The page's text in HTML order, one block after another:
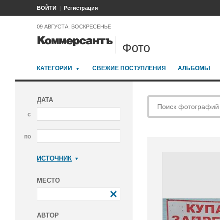
ВОЙТИ Регистрация
09 АВГУСТА, ВОСКРЕСЕНЬЕ
Фото
КАТЕГОРИИ СВЕЖИЕ ПОСТУПЛЕНИЯ АЛЬБОМЫ
ДАТА
с
по
ИСТОЧНИК
МЕСТО
АВТОР